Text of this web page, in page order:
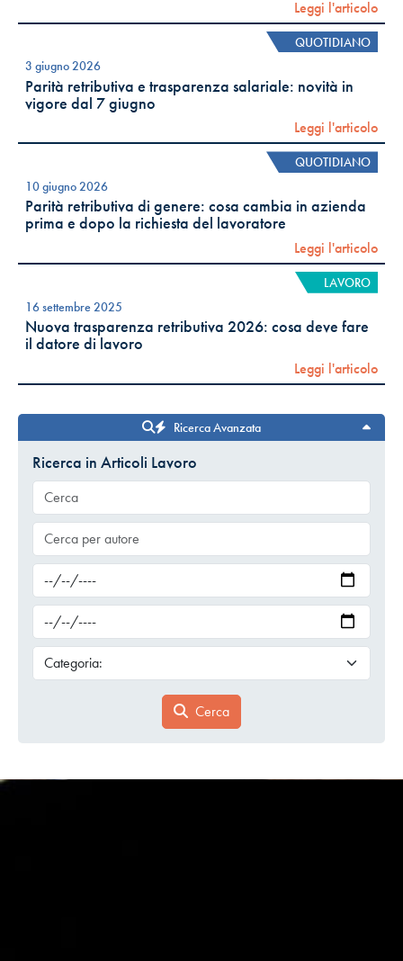
Leggi l'articolo
QUOTIDIANO
3 giugno 2026
Parità retributiva e trasparenza salariale: novità in
vigore dal 7 giugno
Leggi l'articolo
QUOTIDIANO
10 giugno 2026
Parità retributiva di genere: cosa cambia in azienda
prima e dopo la richiesta del lavoratore
Leggi l'articolo
LAVORO
16 settembre 2025
Nuova trasparenza retributiva 2026: cosa deve fare
il datore di lavoro
Leggi l'articolo
Ricerca Avanzata
Ricerca in Articoli Lavoro
Cerca